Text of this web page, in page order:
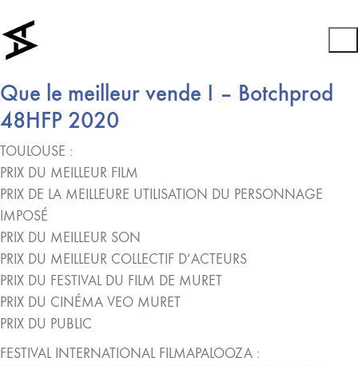
Que le meilleur vende ! – Botchprod
48HFP 2020
TOULOUSE :
PRIX DU MEILLEUR FILM
PRIX DE LA MEILLEURE UTILISATION DU PERSONNAGE
IMPOSÉ
PRIX DU MEILLEUR SON
PRIX DU MEILLEUR COLLECTIF D’ACTEURS
PRIX DU FESTIVAL DU FILM DE MURET
PRIX DU CINÉMA VEO MURET
PRIX DU PUBLIC
FESTIVAL INTERNATIONAL FILMAPALOOZA :